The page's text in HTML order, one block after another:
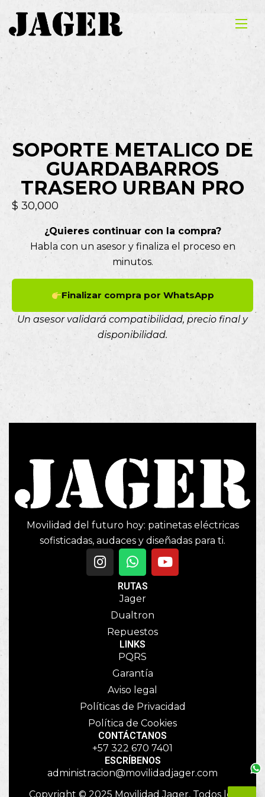
SOPORTE METALICO DE
GUARDABARROS
TRASERO URBAN PRO
$ 30,000
¿Quieres continuar con la compra?
Habla con un asesor y finaliza el proceso en
minutos.
Finalizar compra por WhatsApp
Un asesor validará compatibilidad, precio final y
disponibilidad.
Movilidad del futuro hoy: patinetas eléctricas
sofisticadas, audaces y diseñadas para ti.
RUTAS
Jager
Dualtron
Repuestos
LINKS
PQRS
Garantía
Aviso legal
Políticas de Privacidad
Política de Cookies
CONTÁCTANOS
+57 322 670 7401
ESCRÍBENOS
administracion@movilidadjager.com
Copyright © 2025 Movilidad Jager, Todos los